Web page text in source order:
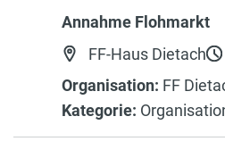
Annahme Flohmarkt
FF-Haus Dietach
Organisation: FF
Kategorie: